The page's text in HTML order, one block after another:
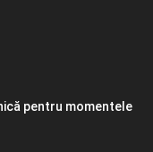
pentru momentele